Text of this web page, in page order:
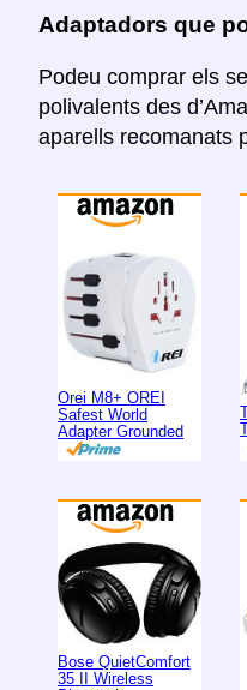
Adaptadors que
Podeu comprar els
polivalents des
aparells recomanats
Orei M8+ OREI
Safest World
Adapter Grounded
Bose QuietComfort
35 II Wireless